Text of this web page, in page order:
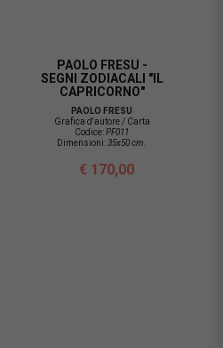
PAOLO FRESU -
SEGNI ZODIACALI "IL
CAPRICORNO"
PAOLO FRESU
Grafica d'autore / Carta
Codice:PF011
Dimensioni:35x50 cm.
€ 170,00